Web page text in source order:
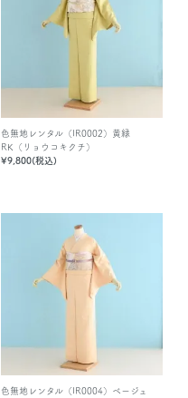
色無地レンタル（IR0002）黄緑
RK（リョウコキクチ）
¥9,800(税込)
色無地レンタル（IR0004）ベージュ